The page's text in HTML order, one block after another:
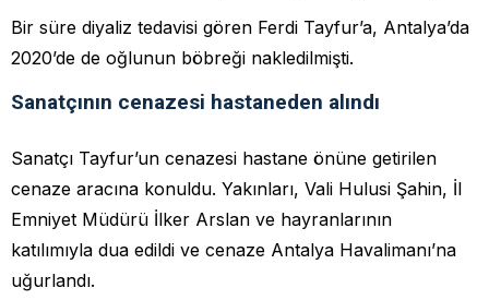
Bir süre diyaliz tedavisi gören Ferdi Tayfur’a, Antalya’da
2020’de de oğlunun böbreği nakledilmişti.
Sanatçının cenazesi hastaneden alındı
Sanatçı Tayfur’un cenazesi hastane önüne getirilen
cenaze aracına konuldu. Yakınları, Vali Hulusi Şahin, İl
Emniyet Müdürü İlker Arslan ve hayranlarının
katılımıyla dua edildi ve cenaze Antalya Havalimanı’na
uğurlandı.